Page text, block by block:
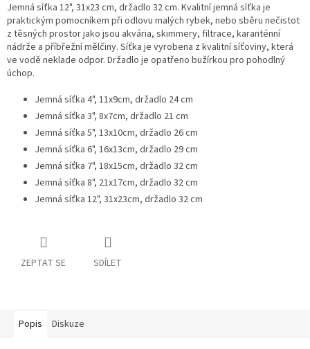
Jemná síťka 12", 31x23 cm, držadlo 32 cm. Kvalitní jemná síťka je
praktickým pomocníkem při odlovu malých rybek, nebo sběru nečistot
z těsných prostor jako jsou akvária, skimmery, filtrace, karanténní
nádrže a příbřežní mělčiny. Síťka je vyrobena z kvalitní síťoviny, která
ve vodě neklade odpor. Držadlo je opatřeno bužírkou pro pohodlný
úchop.
Jemná síťka 4", 11x9cm, držadlo 24 cm
Jemná síťka 3", 8x7cm, držadlo 21 cm
Jemná síťka 5", 13x10cm, držadlo 26 cm
Jemná síťka 6", 16x13cm, držadlo 29 cm
Jemná síťka 7", 18x15cm, držadlo 32 cm
Jemná síťka 8", 21x17cm, držadlo 32 cm
Jemná síťka 12", 31x23cm, držadlo 32 cm
ZEPTAT SE SDÍLET
Popis Diskuze